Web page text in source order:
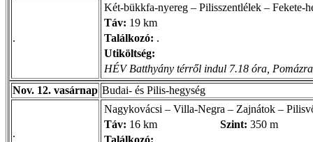
.
Két-bükkfa-nyereg – Pilisszentlélek – Fekete-
Táv: 19 km
Találkozó: .
Utiköltség:
HÉV Batthyány térről indul 7.18 óra,
Nov. 12. vasárnap Budai- és Pilis-hegység
.
Nagykovácsi – Villa-Negra – Zajnátok –
Táv: 16 km Szint: 350 m
Találkozó: